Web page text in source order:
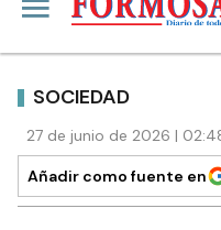
SOCIEDAD
27 de junio de 2026 |
Añadir como fuente en